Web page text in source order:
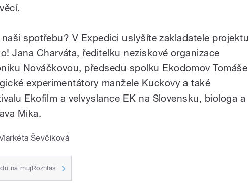
spotřebu? V Expedici uslyšíte zakladatele projektu
Jana Charváta, ředitelku neziskové organizace
Nováčkovou, předsedu spolku Ekodomov Tomáše
experimentátory manžele Kuckovy a také
Ekofilm a velvyslance EK na Slovensku, biologa a
Mika.
Ševčíková
na mujRozhlas